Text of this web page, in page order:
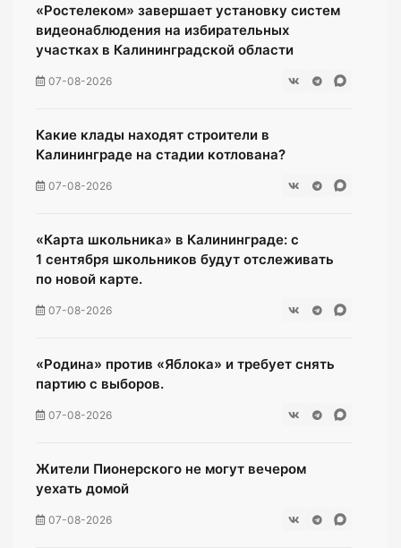
«Ростелеком» завершает установку систем
видеонаблюдения на избирательных
участках в Калининградской области
07-08-2026
Какие клады находят строители в
Калининграде на стадии котлована?
07-08-2026
«Карта школьника» в Калининграде: с
1 сентября школьников будут отслеживать
по новой карте.
07-08-2026
«Родина» против «Яблока» и требует снять
партию с выборов.
07-08-2026
Жители Пионерского не могут вечером
уехать домой
07-08-2026